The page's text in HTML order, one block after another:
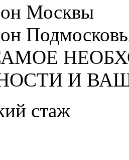
Москвы
И
стаж